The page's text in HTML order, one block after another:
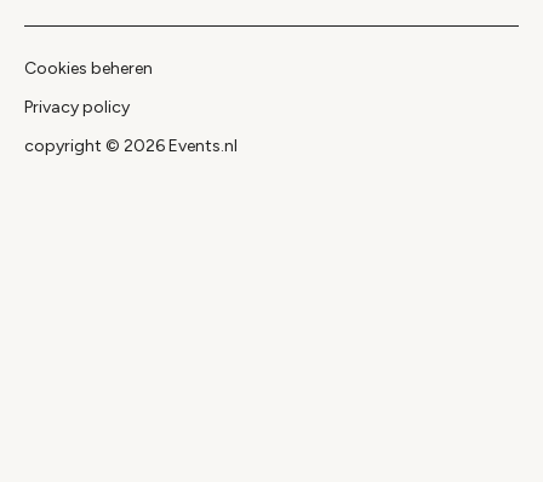
Cookies beheren
Privacy policy
copyright © 2026 Events.nl